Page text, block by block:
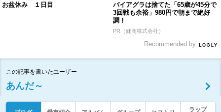
お盆休み １日目
バイアグラは捨てた「65歳が45分で
3回戦も余裕」980円で朝まで絶好
調！
PR（健商株式会社）
Recommended by
この記事を書いたユーザー
あんだ～
ラップ